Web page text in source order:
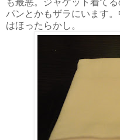
パンとかもザラにいます
はほったらかし。